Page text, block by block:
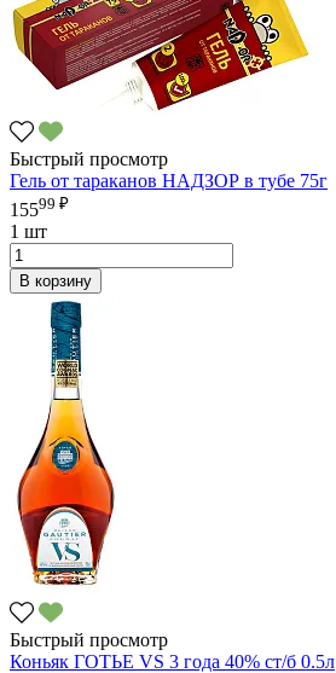
Быстрый просмотр
Гель от тараканов НАДЗОР в тубе 75г
15599 ₽
1 шт
В корзину
Быстрый просмотр
Коньяк ГОТЬЕ VS 3 года 40% ст/б 0.5л